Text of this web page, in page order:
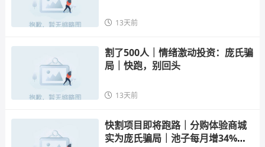
13天前
割了500人｜情绪激动投资：庞氏骗
局｜快跑，别回头
13天前
快割项目即将跑路｜分购体验商城
实为庞氏骗局｜池子每月增34%，